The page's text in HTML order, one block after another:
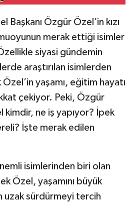
Başkanı Özgür Özel’in kızı
merak ettiği isimler
siyasi gündemin
araştırılan isimlerden
yaşamı, eğitim hayatı
çekiyor. Peki, Özgür
kimdir, ne iş yapıyor? İpek
İşte merak edilen
isimlerinden biri olan
Özel, yaşamını büyük
uzak sürdürmeyi tercih